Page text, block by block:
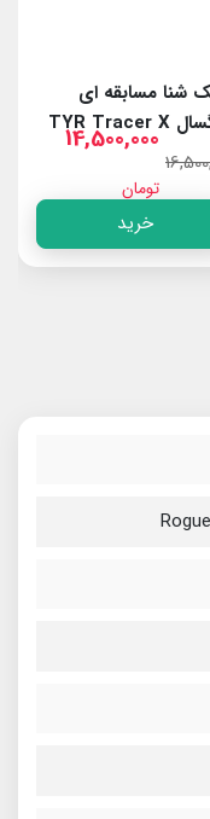
شنا مسابقه ای
بزرگسال TYR Tracer X
Elite Smoke/
14,500,000
تومان
خرید